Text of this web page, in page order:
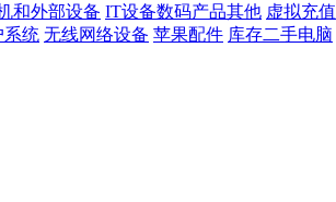
和外部设备 IT设备数码产品其他 虚拟充值
系统 无线网络设备 苹果配件 库存二手电脑